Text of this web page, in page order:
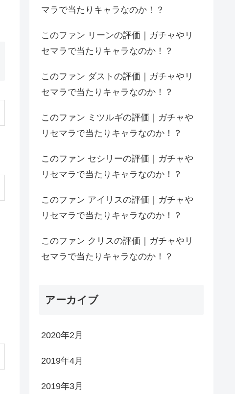
マラで当たりキャラなのか！？
このファン リーンの評価｜ガチャやリ
セマラで当たりキャラなのか！？
このファン ダストの評価｜ガチャやリ
セマラで当たりキャラなのか！？
このファン ミツルギの評価｜ガチャや
リセマラで当たりキャラなのか！？
このファン セシリーの評価｜ガチャや
リセマラで当たりキャラなのか！？
このファン アイリスの評価｜ガチャや
リセマラで当たりキャラなのか！？
このファン クリスの評価｜ガチャやリ
セマラで当たりキャラなのか！？
アーカイブ
2020年2月
2019年4月
2019年3月